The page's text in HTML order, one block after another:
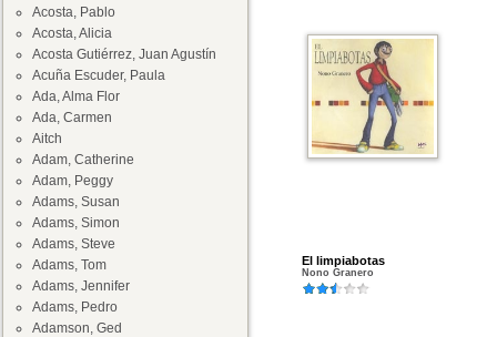
Acosta, Pablo
Acosta, Alicia
Acosta Gutiérrez, Juan Agustín
Acuña Escuder, Paula
Ada, Alma Flor
Ada, Carmen
Aitch
Adam, Catherine
Adam, Peggy
Adams, Susan
Adams, Simon
Adams, Steve
Adams, Tom
Adams, Jennifer
Adams, Pedro
Adamson, Ged
El limpiabotas
Nono Granero